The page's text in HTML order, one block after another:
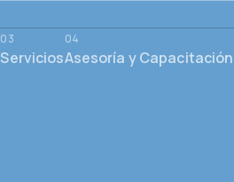
ServiciosAsesoría y Capacitación